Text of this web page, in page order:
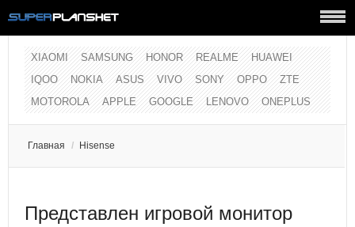
XIAOMI SAMSUNG HONOR REALME
HUAWEI
IQOO
NOKIA ASUS VIVO SONY OPPO
ZTE
MOTOROLA
APPLE GOOGLE LENOVO ONEPLUS
Главная / Hisense
Представлен игровой монитор